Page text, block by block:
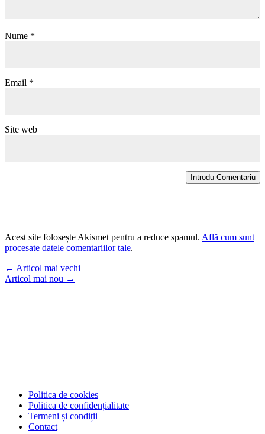
Nume *
Email *
Site web
Introdu Comentariu
Acest site folosește Akismet pentru a reduce spamul. Află cum sunt
procesate datele comentariilor tale.
← Articol mai vechi
Articol mai nou →
Politica de cookies
Politica de confidențialitate
Termeni și condiții
Contact